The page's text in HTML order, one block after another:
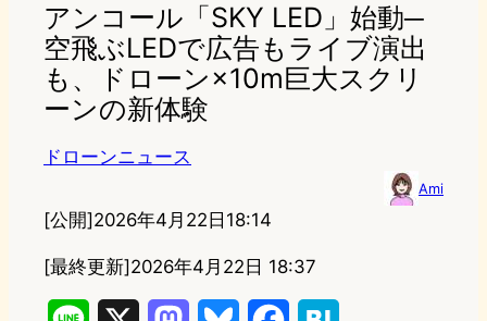
アンコール「SKY LED」始動─
空飛ぶLEDで広告もライブ演出
も、ドローン×10m巨大スクリ
ーンの新体験
ドローンニュース
Ami
[公開]2026年4月22日18:14
[最終更新]2026年4月22日 18:37